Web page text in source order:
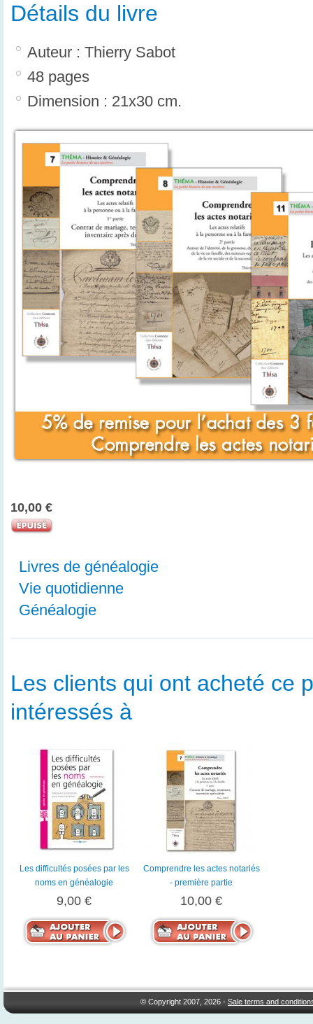
Détails du livre
Auteur : Thierry Sabot
48 pages
Dimension : 21x30 cm.
10,00 €
Livres de généalogie
Vie quotidienne
Généalogie
Les clients qui ont acheté ce
intéressés à
Les difficultés posées par les
noms en généalogie
9,00 €
Comprendre les actes notariés
- première partie
10,00 €
© Copyright 2007, 2026 -Sale terms and